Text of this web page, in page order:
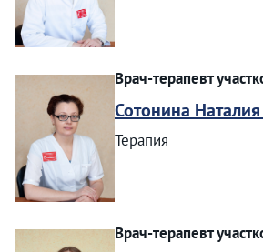
Врач-терапевт
Сотонина
Терапия
Врач-терапевт